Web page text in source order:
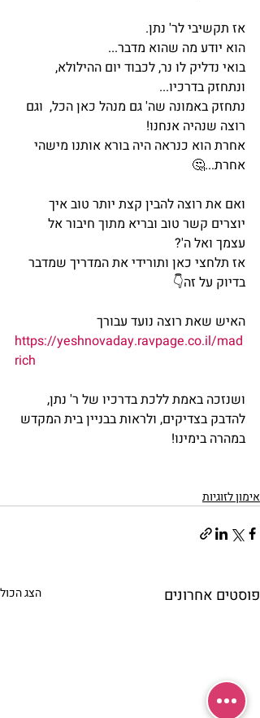
אז תקשיבי לר' נתן.
הוא יודע מה שהוא מדבר...
בואי נדליק לו נר, לכבוד יום ההילולא,
ונתחזק בדרכיו...
נתחזק באמונה שה' גם מנהל כאן הכל,  וגם
רוצה שנהיה אנחנו!
אחרת הוא כנראה היה בורא אותנו מישהי
אחרת...🤔
ואם את רוצה להבין קצת יותר טוב איך
יוצרים קשר טוב ובריא מתוך חיבור אל
עצמך ואל ה'?
אז תלחצי כאן ותורידי את המדריך שמדבר
בדיוק על זה👇
האיש שאת רוצה נועד עבורך
https://yeshnovaday.ravpage.co.il/mad
rich
ושנזכה באמת ללכת בדרכיו של ר' נתן,
להדבק בצדיקים, ולראות בבניין בית המקדש
במהרה בימינו!
אימון לזוגיות
פוסטים אחרונים הצג הכול